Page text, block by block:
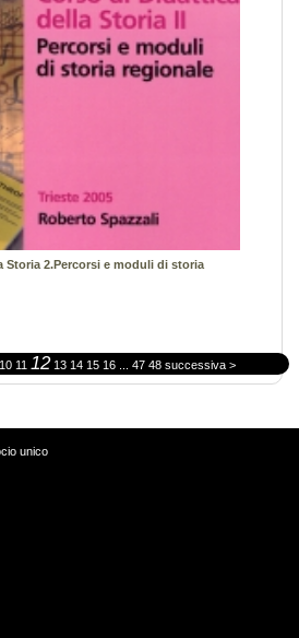
Storia 2.Percorsi e moduli di storia
10 11 12 13 14 15 16 47 48 successiva >
unico